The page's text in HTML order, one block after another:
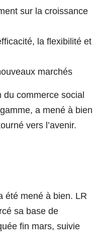
sur la croissance
la flexibilité et
marchés
du commerce social
a mené à bien
vers l’avenir.
été mené à bien. LR
sa base de
fin mars, suivie